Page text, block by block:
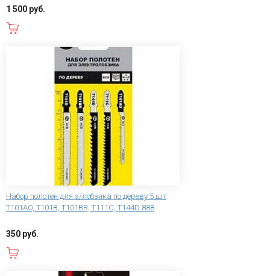
1 500 руб.
Набор полотен для э/лобзика по дереву 5 шт
T101AO, T101B, T101BR, T111C, T144D 888
350 руб.